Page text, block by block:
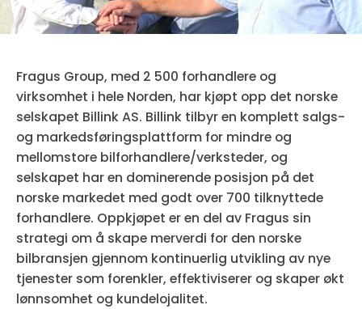
Fragus Group, med 2 500 forhandlere og
virksomhet i hele Norden, har kjøpt opp det norske
selskapet Billink AS. Billink tilbyr en komplett salgs-
og markedsføringsplattform for mindre og
mellomstore bilforhandlere/verksteder, og
selskapet har en dominerende posisjon på det
norske markedet med godt over 700 tilknyttede
forhandlere. Oppkjøpet er en del av Fragus sin
strategi om å skape merverdi for den norske
bilbransjen gjennom kontinuerlig utvikling av nye
tjenester som forenkler, effektiviserer og skaper økt
lønnsomhet og kundelojalitet.